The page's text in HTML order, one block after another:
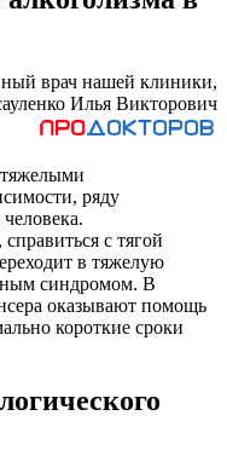
врач нашей клиники,
Илья Викторович
ряду
с тягой
в тяжелую
синдромом. В
оказывают помощь
короткие сроки